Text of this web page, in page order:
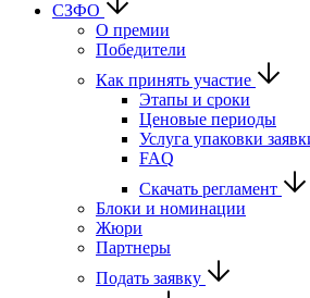
СЗФО
О премии
Победители
Как принять участие
Этапы и сроки
Ценовые периоды
Услуга упаковки
FAQ
Скачать регламент
Блоки и номинации
Жюри
Партнеры
Подать заявку